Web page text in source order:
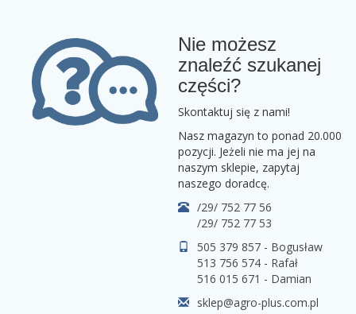
Nie możesz
znaleźć szukanej
części?
Skontaktuj się z nami!
Nasz magazyn to ponad 20.000
pozycji. Jeżeli nie ma jej na
naszym sklepie, zapytaj
naszego doradcę.
/29/ 752 77 56
/29/ 752 77 53
505 379 857 - Bogusław
513 756 574 - Rafał
516 015 671 - Damian
sklep@agro-plus.com.pl